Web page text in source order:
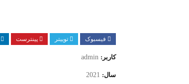
فیسبوک توییتر پینترست
کاربر: admin
سال: 2021